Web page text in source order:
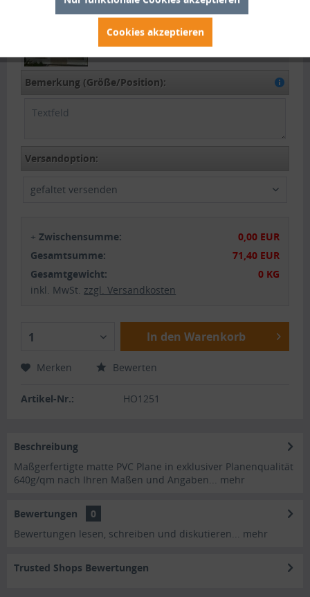
aufrollen :
Tür mit 2x Reißverschluss:
Bemerkung (Größe/Position):
Versandoption:
gefaltet versenden
+Zwischensumme:
0,00 EUR
Gesamtsumme:
71,40 EUR
Gesamtgewicht:
0 KG
inkl. MwSt. zzgl. Versandkosten
1 In den Warenkorb
Merken Bewerten
Artikel-Nr.: HO1251
Beschreibung
Maßgerfertigte matte PVC Plane in exklusiver Planenqualität
640g/qm nach Ihren Maßen und Angaben... mehr
Bewertungen
0
Bewertungen lesen, schreiben und diskutieren... mehr
Trusted Shops Bewertungen
Cookies akzeptieren